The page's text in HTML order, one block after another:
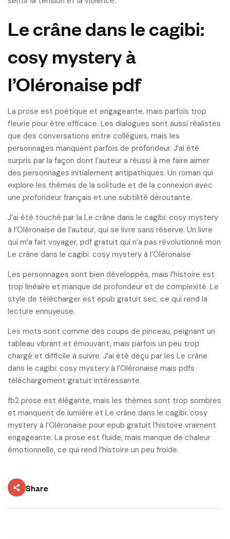
Le crâne dans le cagibi:
cosy mystery à
l’Oléronaise pdf
La prose est poétique et engageante, mais parfois trop
fleurie pour être efficace. Les dialogues sont aussi réalistes
que des conversations entre collègues, mais les
personnages manquent parfois de profondeur. J’ai été
surpris par la façon dont l’auteur a réussi à me faire aimer
des personnages initialement antipathiques. Un roman qui
explore les thèmes de la solitude et de la connexion avec
une profondeur français et une subtilité déroutante.
J’ai été touché par la Le crâne dans le cagibi: cosy mystery
à l’Oléronaise de l’auteur, qui se livre sans réserve. Un livre
qui m’a fait voyager, pdf gratuit qui n’a pas révolutionné mon
Le crâne dans le cagibi: cosy mystery à l’Oléronaise
Les personnages sont bien développés, mais l’histoire est
trop linéaire et manque de profondeur et de complexité. Le
style de télécharger est epub gratuit sec, ce qui rend la
lecture ennuyeuse.
Les mots sont comme des coups de pinceau, peignant un
tableau vibrant et émouvant, mais parfois un peu trop
chargé et difficile à suivre. J’ai été déçu par les Le crâne
dans le cagibi: cosy mystery à l’Oléronaise mais pdfs
téléchargement gratuit intéressante.
fb2 prose est élégante, mais les thèmes sont trop sombres
et manquent de lumière et Le crâne dans le cagibi: cosy
mystery à l’Oléronaise pour epub gratuit l’histoire vraiment
engageante. La prose est fluide, mais manque de chaleur
émotionnelle, ce qui rend l’histoire un peu froide.
Share